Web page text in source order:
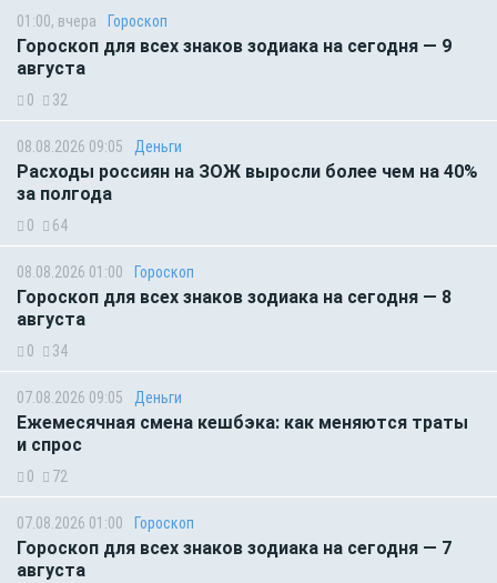
01:00, вчера Гороскоп
Гороскоп для всех знаков зодиака на сегодня — 9
августа
0 32
08.08.2026 09:05 Деньги
Расходы россиян на ЗОЖ выросли более чем на 40%
за полгода
0 64
08.08.2026 01:00 Гороскоп
Гороскоп для всех знаков зодиака на сегодня — 8
августа
0 34
07.08.2026 09:05 Деньги
Ежемесячная смена кешбэка: как меняются траты
и спрос
0 72
07.08.2026 01:00 Гороскоп
Гороскоп для всех знаков зодиака на сегодня — 7
августа